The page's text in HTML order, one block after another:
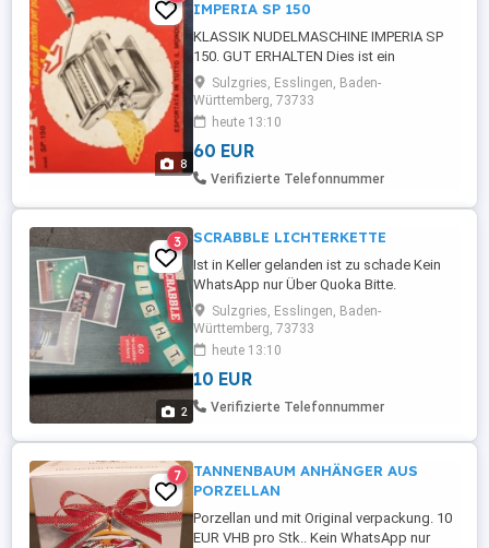
8
IMPERIA SP 150
KLASSIK NUDELMASCHINE IMPERIA SP
150. GUT ERHALTEN Dies ist ein
Privatverkauf kein Umtausch, keine
Rücknahme. Kein WhatsApp nur Über
Quoka Bitte.
Sulzgries, Esslingen, Baden-
Württemberg, 73733
heute 13:10
60 EUR
Verifizierte Telefonnummer
2
3 SCRABBLE LICHTERKETTE
Ist in Keller gelanden ist zu schade Kein
WhatsApp nur Über Quoka Bitte.
Sulzgries, Esslingen, Baden-
Württemberg, 73733
heute 13:10
10 EUR
Verifizierte Telefonnummer
7
TANNENBAUM ANHÄNGER AUS
PORZELLAN
Porzellan und mit Original verpackung. 10
EUR VHB pro Stk.. Kein WhatsApp nur